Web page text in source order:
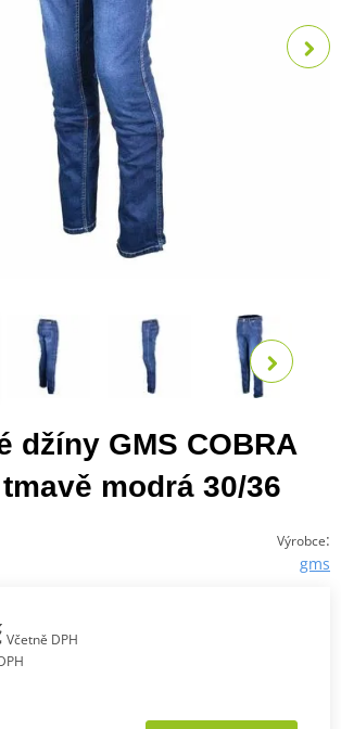
džíny GMS COBRA
modrá 30/36
Výrobce:
gms
Včetně DPH